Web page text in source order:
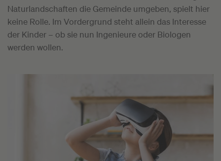
Naturlandschaften die Gemeinde umgeben, spielt hier
keine Rolle. Im Vordergrund steht allein das Interesse
der Kinder – ob sie nun Ingenieure oder Biologen
werden wollen.